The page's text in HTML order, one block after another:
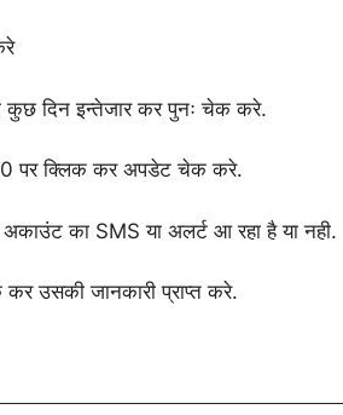
कुछ दिन इन्तेजार कर पुनः चेक करे.
पर क्लिक कर अपडेट चेक करे.
का SMS या अलर्ट आ रहा है या नही.
उसकी जानकारी प्राप्त करे.